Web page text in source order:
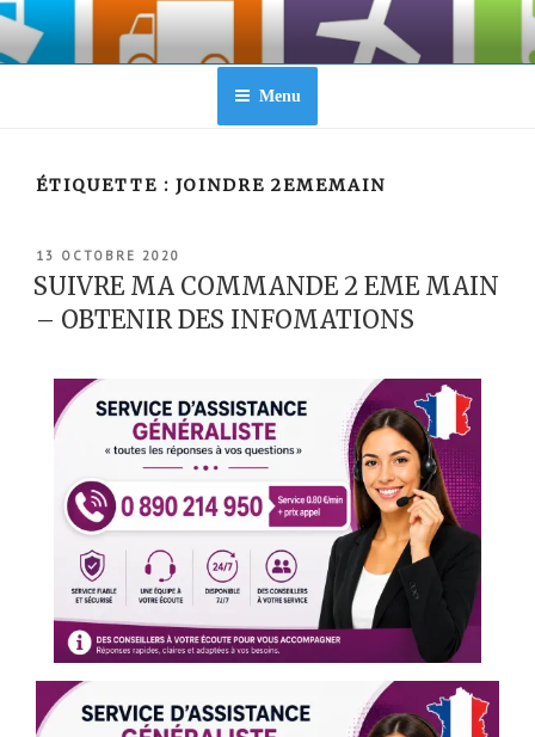
Aller
contenu
Menu
ÉTIQUETTE : JOINDRE 2EMEMAIN
PUBLIÉ
LE
13 OCTOBRE 2020
SUIVRE MA COMMANDE 2 EME MAIN
– OBTENIR DES INFOMATIONS